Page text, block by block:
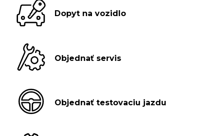
Dopyt na vozidlo
Objednať servis
Objednať testovaciu jazdu